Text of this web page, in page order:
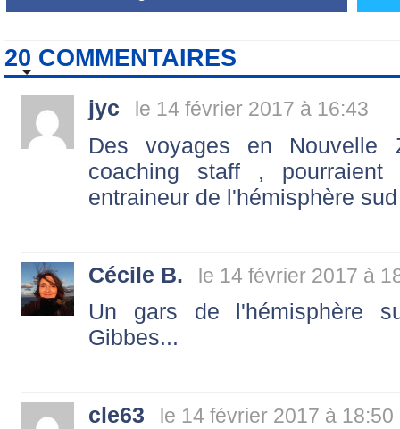
20 COMMENTAIRES
jyc le 14 février 2017 à 16:43
Des voyages en Nouvelle
coaching staff ,
entraineur de l'hémisphère
Cécile B. le 14 février 2017 à
Un gars de l'hémisphère
Gibbes...
cle63 le 14 février 2017 à 18:50